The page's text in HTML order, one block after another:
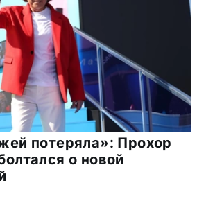
потеряла»: Прохор
о новой